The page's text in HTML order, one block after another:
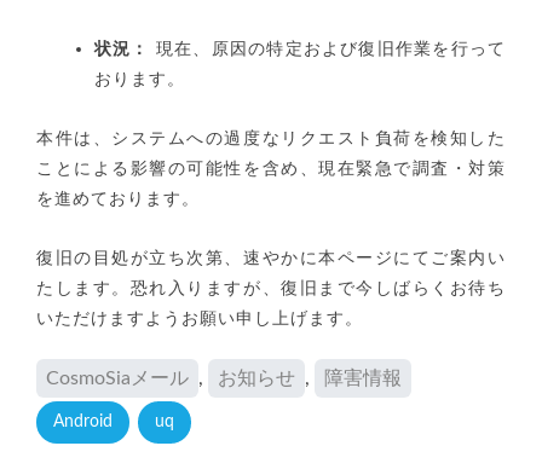
状況：
現在、原因の特定および復旧作業を行って
おります。
本件は、システムへの過度なリクエスト負荷を検知した
ことによる影響の可能性を含め、現在緊急で調査・対策
を進めております。
復旧の目処が立ち次第、速やかに本ページにてご案内い
たします。恐れ入りますが、復旧まで今しばらくお待ち
いただけますようお願い申し上げます。
CosmoSiaメール , お知らせ , 障害情報
Android uq